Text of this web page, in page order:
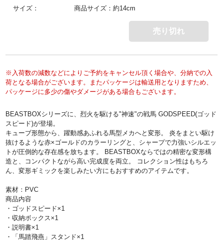
サイズ：
商品サイズ：約14cm
売り切れ
※入荷数の減数などによりご予約をキャンセル頂く場合や、分納での入
荷となる場合がございます。またパッケージは輸送用となりますため、
パッケージに多少の傷やダメージがある場合もございます。
BEASTBOXシリーズに、烈火を駆ける"神速"の戦馬 GODSPEED(ゴッド
スピード)が登場。
キューブ形態から、躍動感あふれる馬型メカへと変形。 炎をまとい駆け
抜けるような赤×ゴールドのカラーリングと、シャープで力強いシルエッ
トが圧倒的な存在感を放ちます。 BEASTBOXならではの精密な変形構
造と、コンパクトながら高い完成度を両立。 コレクション性はもちろ
ん、変形ギミックを楽しみたい方にもおすすめのアイテムです。
素材：PVC
商品内容
・ゴッドスピード×1
・収納ボックス×1
・説明書×1
・「馬踏飛燕」スタンド×1